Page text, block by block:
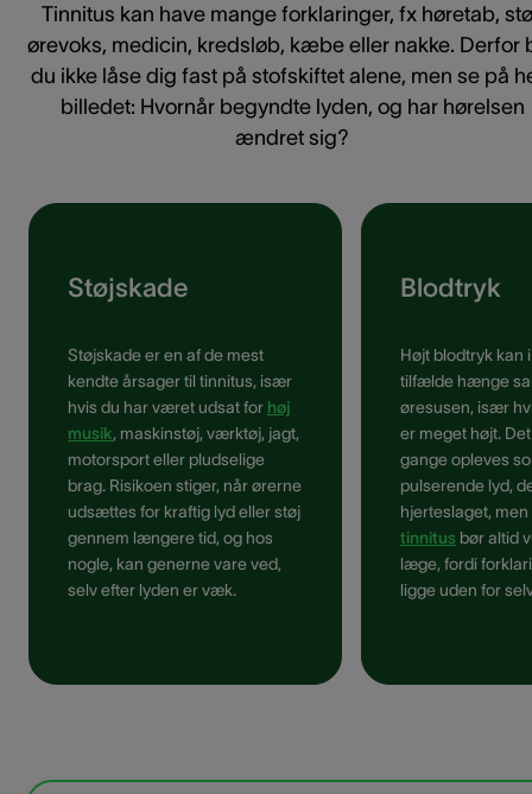
Tinnitus kan have mange forklaringer, fx høretab,
ørevoks, medicin, kredsløb, kæbe eller nakke. Derfor
du ikke låse dig fast på stofskiftet alene, men se på
billedet: Hvornår begyndte lyden, og har hørelsen
ændret sig?
Støjskade
Støjskade er en af de mest
kendte årsager til tinnitus, især
hvis du har været udsat for høj
musik, maskinstøj, værktøj, jagt,
motorsport eller pludselige
brag. Risikoen stiger, når ørerne
udsættes for kraftig lyd eller støj
gennem længere tid, og hos
nogle, kan generne vare ved,
selv efter lyden er væk.
Blodtryk
Højt blodtryk kan
tilfælde hænge
øresusen, især
er meget højt.
gange opleves
pulserende lyd,
hjerteslaget, men
tinnitus bør altid
læge, fordi
ligge uden for